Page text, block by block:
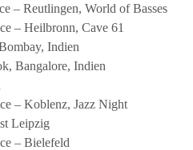
– Reutlingen, World of Basses
– Heilbronn, Cave 61
Indien
Bangalore, Indien
– Koblenz, Jazz Night
Leipzig
– Bielefeld